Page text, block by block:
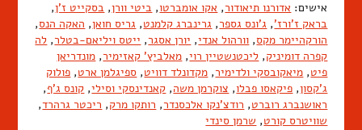
אישים: אדורנו תיאודור, אקו אומברטו, ביטי וורן, בסקייט ז'ן,
בראק ז'ורז', ג'ונס גספר, גרינברג קלמנט, גריס חואן, האקה הנס,
הורקהיימר מקס, וורהול אנדי, יורן אסגר, ייטס ויליאם-בטלר, לה
קפרה דומיניק, ליכטנשטיין רוי, מאלביץ' קאזימיר, מונדריאן
פיט, מיאקובסקי ולדימיר, מקדונלד דוויט, ספיגלמן ארט, פולוק
ג'קסון, פיקאסו פבלו, צוקרמן משה, קאנדינסקי וסילי, קונס ג'ף,
ראושנברג רוברט, רודצ'נקו אלכסנדר, רותקו מרק, ריכטר גרהרד,
שוויטרס קורט, שרמן סינדי